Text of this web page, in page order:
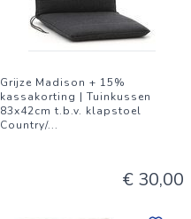
Grijze Madison + 15%
kassakorting | Tuinkussen
83x42cm t.b.v. klapstoel
Country/...
€ 30,00